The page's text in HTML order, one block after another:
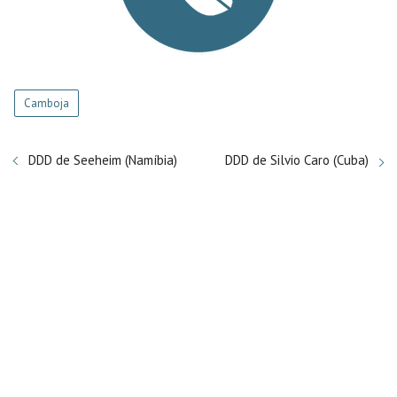
Camboja
DDD de Seeheim (Namíbia) DDD de Silvio Caro (Cuba)